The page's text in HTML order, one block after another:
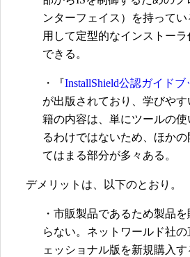
ンターフェイス）を持って
用して定型的なインストー
できる。
・『InstallShield公認ガイドブ
が出版されており、学びや
籍の内容は、単にツールの
るわけではないため、ほか
てはまる部分が多々ある。
デメリットは、以下のとおり。
・市販製品であるため製品
らない。ネットワールド社
ェッショナル版を新規購入